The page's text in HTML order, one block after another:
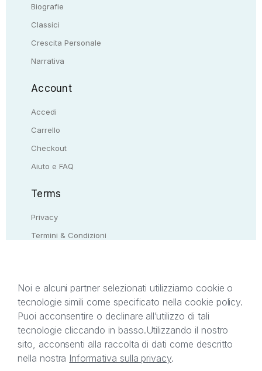
Biografie
Classici
Crescita Personale
Narrativa
Account
Accedi
Carrello
Checkout
Aiuto e FAQ
Terms
Privacy
Termini & Condizioni
Il presente sito web è di proprietà di StreetLib S.r.l.
C.F. e P.IVA 05338720963. StreetLib S.r.l. è
titolare di tutti i diritti di proprietà intellettuale
afferenti ai marchi, loghi e segni distintivi presenti
sul sito web. Si invita l’utente a prendere visione
Noi e alcuni partner selezionati utilizziamo cookie o
tecnologie simili come specificato nella cookie policy.
Puoi acconsentire o declinare all’utilizzo di tali
tecnologie cliccando in basso.Utilizzando il nostro
sito, acconsenti alla raccolta di dati come descritto
nella nostra Informativa sulla privacy.